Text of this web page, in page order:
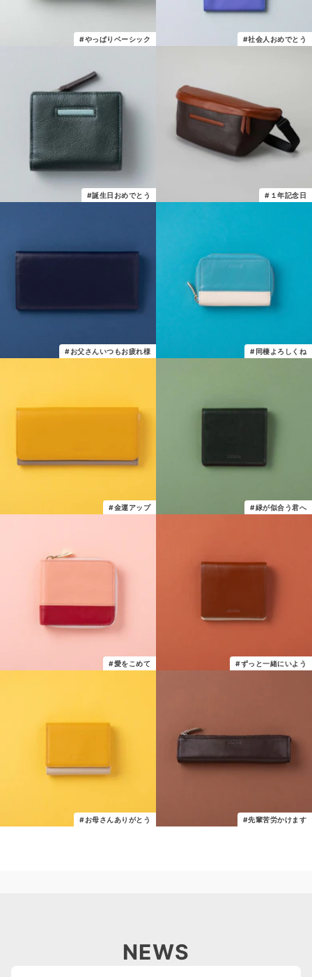
#やっぱりベーシック #社会人おめでとう
#誕生日おめでとう #１年記念日
#お父さんいつもお疲れ様 #同棲よろしくね
#金運アップ #緑が似合う君へ
#愛をこめて #ずっと一緒にいよう
#お母さんありがとう #先輩苦労かけます
NEWS